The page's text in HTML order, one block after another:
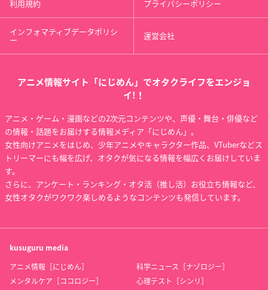
利用規約 プライバシーポリシー
インフォマティブデータポリシ
ー 運営会社
アニメ情報サイト「にじめん」でオタクライフをエンジョ
イ!！
アニメ・ゲーム・漫画などの2次元コンテンツや、声優・舞台・俳優など
の情報・話題をお届けする情報メディア「にじめん」。
女性向けアニメをはじめ、少年アニメやキャラクター作品、VTuberなどス
トリーマーにも幅を広げ、オタクが気になる情報を幅広くお届けしていま
す。
さらに、アンケート・ランキング・オタ活（推し活）お役立ち情報など、
女性オタクがワクワク楽しめるようなコンテンツも発信しています。
kusuguru media
アニメ情報［にじめん］
科学ニュース［ナゾロジー］
メンタルケア［ココロジー］
心理テスト［シンリ］